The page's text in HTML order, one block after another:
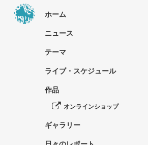
ホーム
ニュース
テーマ
ライブ・スケジュール
作品
オンラインショップ
ギャラリー